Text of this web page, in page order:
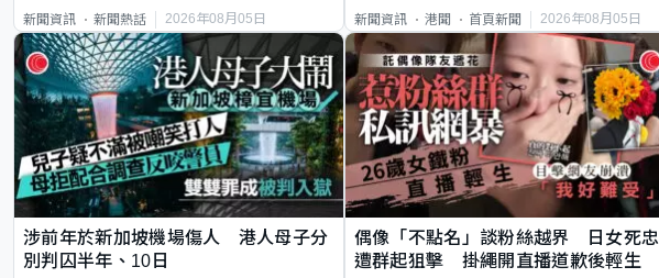
新聞資訊 新聞熱話 2026年08月05日 新聞資訊 港聞 首頁新聞 2026年08月05日
涉前年於新加坡機場傷人 港人母子分
別判囚半年、10日
偶像「不點名」談粉絲越界 日女死忠
遭群起狙擊 掛繩開直播道歉後輕生